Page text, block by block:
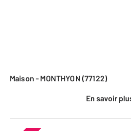
Maison - MONTHYON (77122)
En savoir